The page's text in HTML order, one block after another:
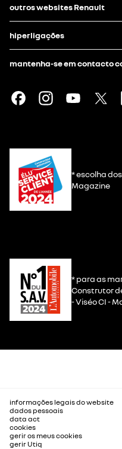
outros websites Renault
hiperligações
mantenha-se em contacto
* escolha
Magazine
* para as
Construtor
- Viséo CI -
informações legais do website
dados pessoais
data act
cookies
gerir os meus cookies
gerir Utiq